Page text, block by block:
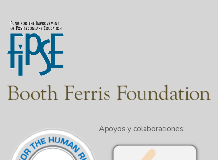
Apoyos y colaboraciones: